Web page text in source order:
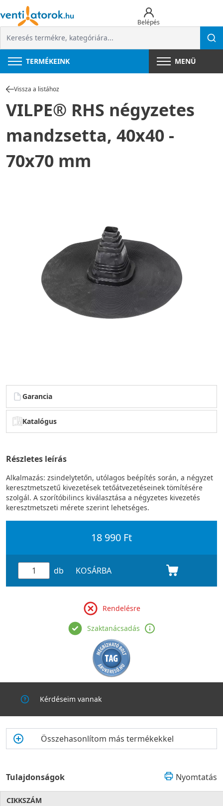
Belépés
TERMÉKEINK MENÜ
Vissza a listához
VILPE® RHS négyzetes
mandzsetta, 40x40 -
70x70 mm
Garancia
Katalógus
Részletes leírás
Alkalmazás: zsindelytetőn, utólagos beépítés során, a négyzet
keresztmetszetű kivezetések tetőátvezetéseinek tömítésére
szolgál. A szorítóbilincs kiválasztása a négyzetes kivezetés
keresztmetszeti mérete szerint lehetséges.
18 990 Ft
db KOSÁRBA
Rendelésre
Szaktanácsadás
Kérdéseim vannak
Összehasonlítom más termékekkel
Tulajdonságok Nyomtatás
CIKKSZÁM